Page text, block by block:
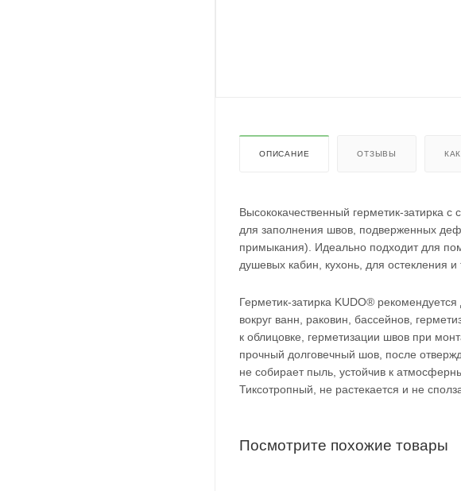
ОПИСАНИЕ ОТЗЫВЫ
Высококачественный герметик-затирка
для заполнения швов, подверженных
примыкания). Идеально подходит для
душевых кабин, кухонь, для остекления и
Герметик-затирка KUDO®
вокруг ванн, раковин, бассейнов,
к облицовке, герметизации швов при
прочный долговечный шов, после
не собирает пыль, устойчив к
Тиксотропный, не растекается и не
Посмотрите похожие товары